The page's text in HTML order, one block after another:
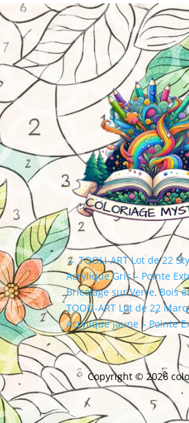
← TOOLI-ART Lot de 22
Acrylique Gris – Pointe
Bricolage sur Verre, Bois
TOOLI-ART Lot de 22
Acrylique Jaune – Pointe
Copyright © 2026